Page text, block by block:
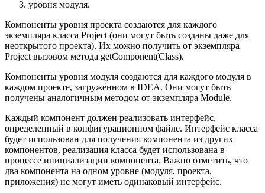
уровня модуля.
Компоненты уровня проекта создаются для каждого
экземпляра класса Project (они могут быть созданы даже для
неоткрытого проекта). Их можно получить от экземпляра
Project вызовом метода getComponent(Class).
Компоненты уровня модуля создаются для каждого модуля в
каждом проекте, загруженном в IDEA. Они могут быть
получены аналогичным методом от экземпляра Module.
Каждый компонент должен реализовать интерфейс,
определенный в конфигурационном файле. Интерфейс класса
будет использован для получения компонента из других
компонентов, реализация класса будет использована в
процессе инициализации компонента. Важно отметить, что
два компонента на одном уровне (модуля, проекта,
приложения) не могут иметь одинаковый интерфейс.